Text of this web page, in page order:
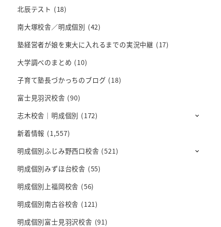
北辰テスト (18)
南大塚校舎／明成個別 (42)
塾経営者が娘を東大に入れるまでの実況中継 (17)
大学調べのまとめ (10)
子育て塾長づかっちのブログ (18)
富士見羽沢校舎 (90)
志木校舎｜明成個別 (172)
新着情報 (1,557)
明成個別ふじみ野西口校舎 (521)
明成個別みずほ台校舎 (55)
明成個別上福岡校舎 (56)
明成個別南古谷校舎 (121)
明成個別富士見羽沢校舎 (91)